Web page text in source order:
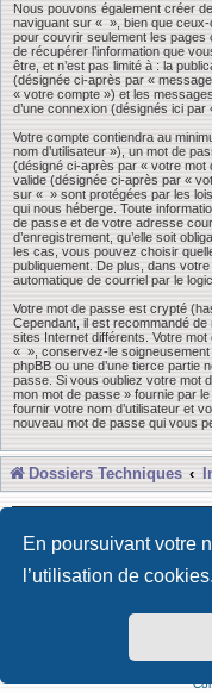
En poursuivant votre
l’utilisation de cookies.
Nous pouvons également créer
naviguant sur « », bien que
pour couvrir seulement les pages
de récupérer l’information que
être, et n’est pas limité à : la
(désignée ci-après par «
« votre compte ») et les
d’une connexion (désignés ici par
Votre compte contiendra au
nom d’utilisateur »), un mot de
(désigné ci-après par « votre mot
valide (désignée ci-après par «
sur « » sont protégées par les
qui nous héberge. Toute
de passe et de votre adresse
d’enregistrement, qu’elle soit
les cas, vous pouvez choisir
publiquement. De plus, dans
automatique de courriel par le
Votre mot de passe est crypté
Cependant, il est recommandé
sites Internet différents. Votre
« », conservez-le
phpBB ou une d’une tierce partie
passe. Si vous oubliez votre mot
mon mot de passe » fournie par
fournir votre nom d’utilisateur et
nouveau mot de passe qui vous
Dossiers Techniques
Développé